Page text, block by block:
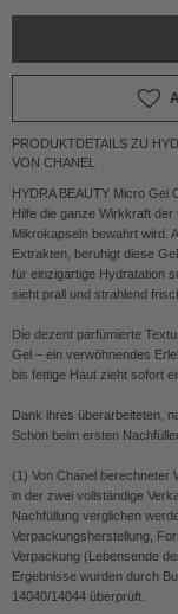
PRODUKTDETAILS ZU
VON CHANEL
HYDRA BEAUTY Micro Gel
Hilfe die ganze Wirkkraft
Mikrokapseln bewahrt wird.
Extrakten, beruhigt diese
für einzigartige Hydratation
sieht prall und strahlend
Die dezent parfümierte
Gel – ein verwöhnendes
bis fettige Haut zieht sofort
Dank ihres überarbeiteten,
Schon beim ersten
(1) Von Chanel berechneter
in der zwei vollständige
Nachfüllung verglichen
Verpackungsherstellung,
Verpackung (Lebensende
Ergebnisse wurden durch
14040/14044 überprüft.